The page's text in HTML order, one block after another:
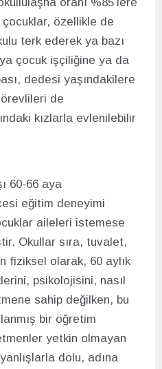
çocuklar, özellikle de
terk ederek ya bazı
çocuk işçiliğine ya da
dedesi yaşındakilere
de
kızlarla evlenilebilir
60-66 aya
eğitim deneyimi
aileleri istemese
Okullar sıra, tuvalet,
fiziksel olarak, 60 aylık
psikolojisini, nasıl
sahip değilken, bu
bir öğretim
yetkin olmayan
dolu, adına